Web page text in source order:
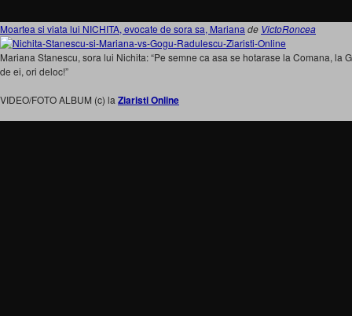
Moartea si viata lui NICHITA, evocate de sora sa, Mariana de VictoRoncea
Mariana Stanescu, sora lui Nichita: “Pe semne ca asa se hotarase la Comana, la
de ei, ori deloc!”
VIDEO/FOTO ALBUM (c) la Ziaristi Online